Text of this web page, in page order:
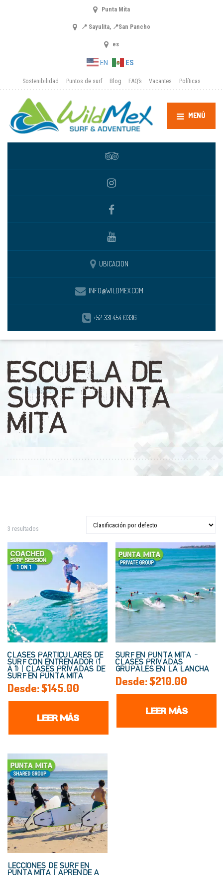
Punta Mita
📍 Sayulita, 📍San Pancho
es
EN ES
Sostenibilidad Puntos de surf Blog FAQ’s Vacantes Políticas
MENÚ
UBICACION
INFO@WILDMEX.COM
+52 331 454 0336
ESCUELA DE
SURF PUNTA
MITA
3 resultados
CLASES PARTICULARES DE
SURF CON ENTRENADOR (1
A 1) | CLASES PRIVADAS DE
SURF EN PUNTA MITA
Desde:$145.00
LEER MÁS
SURF EN PUNTA MITA –
CLASES PRIVADAS
GRUPALES EN LA LANCHA
Desde:$210.00
LEER MÁS
LECCIONES DE SURF EN
PUNTA MITA | APRENDE A